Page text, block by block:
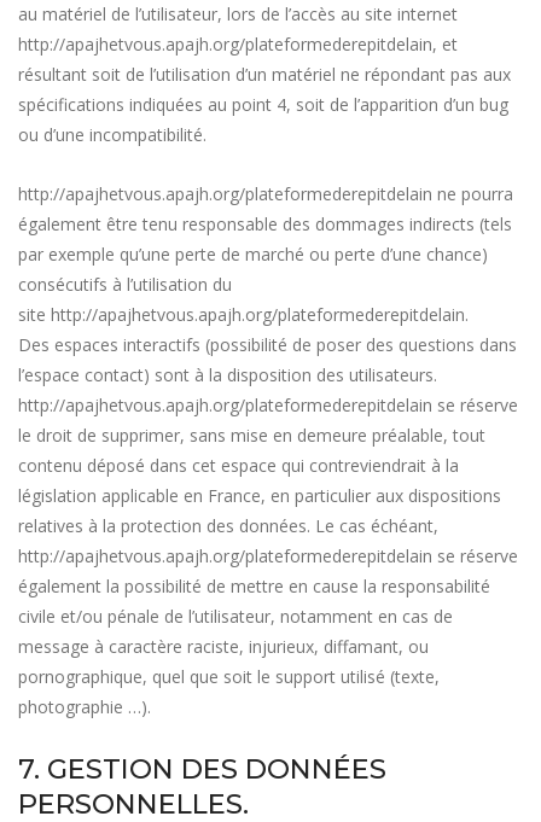
au matériel de l’utilisateur, lors de l’accès au site internet
http://apajhetvous.apajh.org/plateformederepitdelain, et
résultant soit de l’utilisation d’un matériel ne répondant pas aux
spécifications indiquées au point 4, soit de l’apparition d’un bug
ou d’une incompatibilité.
http://apajhetvous.apajh.org/plateformederepitdelain ne pourra
également être tenu responsable des dommages indirects (tels
par exemple qu’une perte de marché ou perte d’une chance)
consécutifs à l’utilisation du
site http://apajhetvous.apajh.org/plateformederepitdelain.
Des espaces interactifs (possibilité de poser des questions dans
l’espace contact) sont à la disposition des utilisateurs.
http://apajhetvous.apajh.org/plateformederepitdelain se réserve
le droit de supprimer, sans mise en demeure préalable, tout
contenu déposé dans cet espace qui contreviendrait à la
législation applicable en France, en particulier aux dispositions
relatives à la protection des données. Le cas échéant,
http://apajhetvous.apajh.org/plateformederepitdelain se réserve
également la possibilité de mettre en cause la responsabilité
civile et/ou pénale de l’utilisateur, notamment en cas de
message à caractère raciste, injurieux, diffamant, ou
pornographique, quel que soit le support utilisé (texte,
photographie …).
7. GESTION DES DONNÉES
PERSONNELLES.